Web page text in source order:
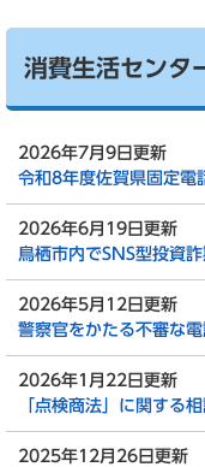
消費生活センタ
2026年7月9日更新
令和8年度佐賀県固定電
2026年6月19日更新
鳥栖市内でSNS型投資詐
2026年5月12日更新
警察官をかたる不審な電
2026年1月22日更新
「点検商法」に関する
2025年12月26日更新